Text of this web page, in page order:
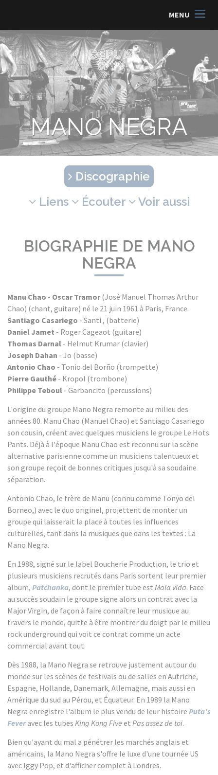
MENU
MANO NEGRA
Discographie
Liens
Écouter Voir aussi
BIOGRAPHIE DE MANO
NEGRA
Manu Chao - Oscar Tramor(José Manuel Thomas Arthur
Chao) (chant, guitare) né le 21 juin 1961 à Paris, France.
Santiago Casariego - Santi , (batterie)
Daniel Jamet - Roger Cageaot (guitare)
Thomas Darnal - Helmut Krumar (clavier)
Joseph Dahan - Jo (basse)
Antonio Chao - Tonio del Borño (trompette)
Pierre Gauthé - Kropol (trombone)
Philippe Teboul - Garbancito (percussions)
L'origine du groupe Mano Negra remonte au milieu des
années 80. Manu Chao (Manuel Chao) et Santiago Casariego
son cousin, créent avec quelques musiciens le groupe Le Hots
Pants. Déjà à l'époque Manu Chao est reconnu sur la scène
alternative parisienne comme un musiciens talentueux et
son groupe reçoit de bonnes critiques jusqu'à sa soudaine
séparation.
Antonio Chao, le frère de Manu (connu comme Tonyo del
Borneo,) avec le duo originel, projettent de monter un
groupe qui laisserait la place à toutes les influences
culturelles, tant dans la musiques que dans les textes : La
Mano Negra.
En 1988, signé sur le label Boucherie Production, le trio et
plusieurs musiciens recrutés dans Paris sortent leur premier
album, Patchanka, dont le premier tube est Mala vida. Face
au succès soudain le groupe signe alors un contrat avec la
Major Virgin, de façon à faire connaître leur musique au
travers le monde, quitte à être montrer du doigt par le milieu
rock underground qui voit ce contrat comme un acte
commercial avant tout.
Dès 1988, la Mano Negra se retrouve justement autour du
monde sur les scènes de festivals ou de salles en Autriche,
Espagne, Hollande, Danemark, Allemagne, mais aussi en
Amérique du sud au Pérou, et Équateur. En 1989 la Mano
Negra enregistre l'album le plus vendu de leur histoire Puta's
Feveravec les tubes King Kong Five et Pas assez de toi.
Bien qu'ayant du mal a pénétrer les marchés anglais et
américains, la Mano Negra s'offre le luxe d'une tournée US
avec Iggy Pop, et d'afficher complet à Londres.